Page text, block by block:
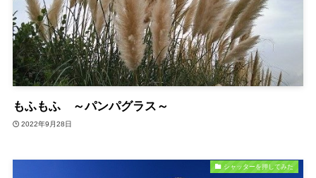
もふもふ ～パンパグラス～
2022年9月28日
シャッターを押してみた